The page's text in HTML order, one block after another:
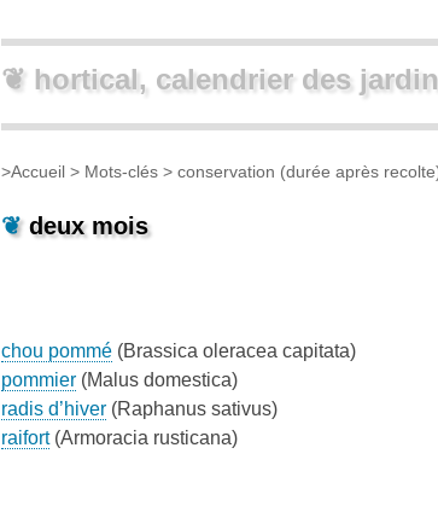
❦ hortical, calendrier des
>Accueil > Mots-clés > conservation (durée après
❦ deux mois
chou pommé (Brassica oleracea capitata)
pommier (Malus domestica)
radis d’hiver (Raphanus sativus)
raifort(Armoracia rusticana)